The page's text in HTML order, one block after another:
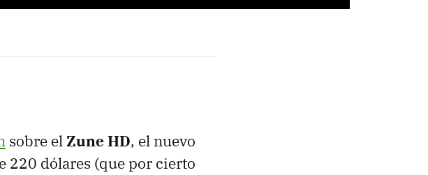
sobre el Zune HD, el nuevo
220 dólares (que por cierto